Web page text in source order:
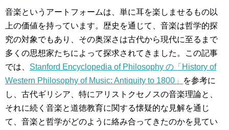
音楽というアートフォームは、単に耳を楽しませるもの以
上の価値を持っています。歴史を通じて、音楽は哲学的探
究の対象でもあり、その奥深さは古代から現代に至るまで
多くの思想家たちによって探求されてきました。この記事
では、 Stanford Encyclopedia of Philosophy の「History of
Western Philosophy of Music: Antiquity to 1800」
を参考に
し、古代ギリシア、特にアリストクセノスの音楽理論と、
それに続く音楽と道徳教育に関する懐疑的な見解を通じ
て、音楽と哲学がどのように絡み合ってきたのかを見てい